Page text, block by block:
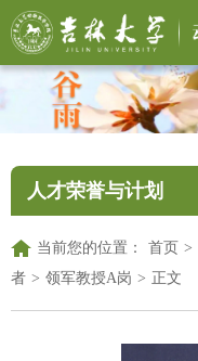
人才荣誉与计划
当前您的位置： 首页 >
者 > 领军教授A岗 > 正文